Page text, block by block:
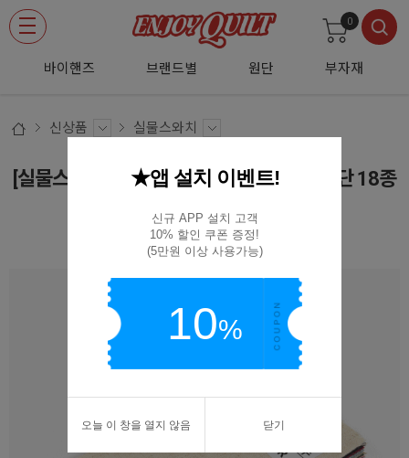
바이핸즈 브랜드별 원단 부자재
0
신상품 실물스와치
[실물스와치] 대폭 솔리드 20수 린넨무지원단 18종
SW-LINEN-SA
★앱 설치 이벤트!
신규 APP 설치 고객
10% 할인 쿠폰 증정!
(5만원 이상 사용가능)
10%
오늘 이 창을 열지 않음 닫기